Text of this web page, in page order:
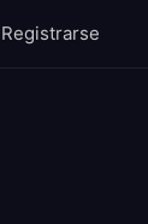
Registrarse